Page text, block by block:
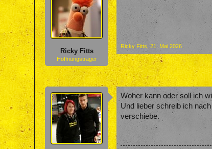
Ricky Fitts
Hoffnungsträger
Ricky Fitts 21. Mai 2026
Woher kann oder soll ich
Und lieber schreib ich
verschiebe.